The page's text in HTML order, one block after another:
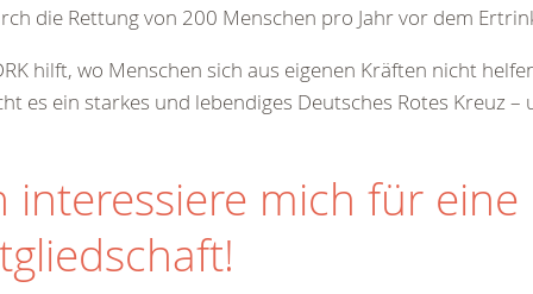
die Rettung von 200 Menschen pro Jahr vor dem
hilft, wo Menschen sich aus eigenen Kräften nicht
es ein starkes und lebendiges Deutsches Rotes Kreuz –
interessiere mich für eine